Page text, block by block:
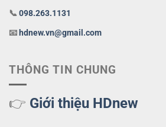
📞 098.263.1131
📧 hdnew.vn@gmail.com
THÔNG TIN CHUNG
👉 Giới thiệu HDnew